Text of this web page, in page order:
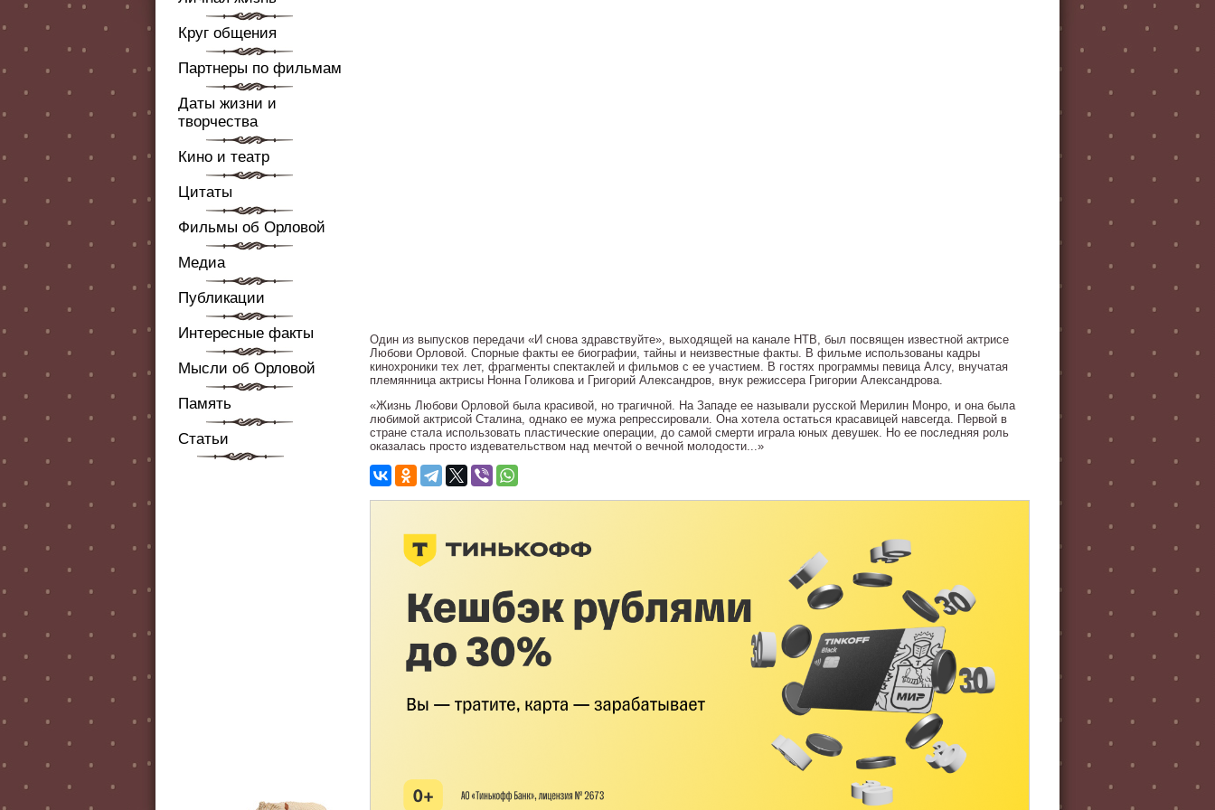
Круг общения
Партнеры по фильмам
Даты жизни и
творчества
Кино и театр
Цитаты
Фильмы об Орловой
Медиа
Публикации
Интересные факты
Мысли об Орловой
Память
Статьи
Один из выпусков передачи «И снова здравствуйте», выходящей на канале НТВ, был посвящен известной актрисе
Любови Орловой. Спорные факты ее биографии, тайны и неизвестные факты. В фильме использованы кадры
кинохроники тех лет, фрагменты спектаклей и фильмов с ее участием. В гостях программы певица Алсу, внучатая
племянница актрисы Нонна Голикова и Григорий Александров, внук режиссера Григории Александрова.
«Жизнь Любови Орловой была красивой, но трагичной. На Западе ее называли русской Мерилин Монро, и она была
любимой актрисой Сталина, однако ее мужа репрессировали. Она хотела остаться красавицей навсегда. Первой в
стране стала использовать пластические операции, до самой смерти играла юных девушек. Но ее последняя роль
оказалась просто издевательством над мечтой о вечной молодости...»